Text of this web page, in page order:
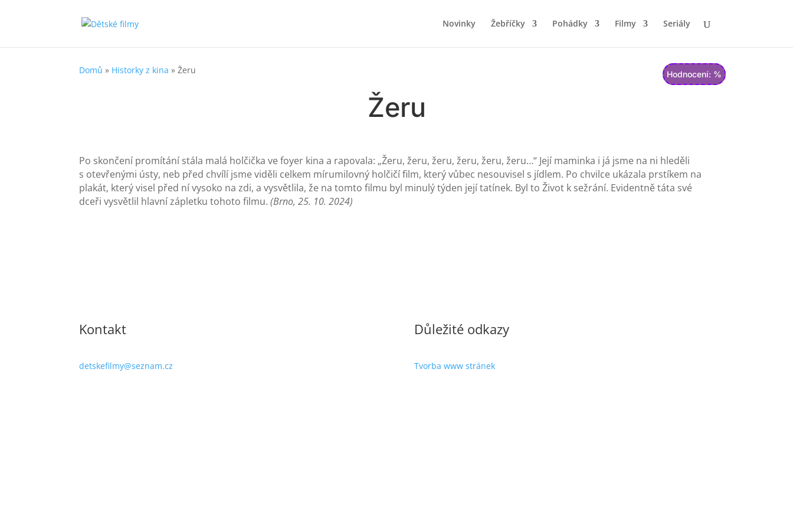
Novinky Žebříčky Pohádky Filmy Seriály
Hodnocení: %
Domů » Historky z kina »Žeru
Žeru
Po skončení promítání stála malá holčička ve foyer kina a rapovala: „Žeru, žeru, žeru, žeru, žeru, žeru…“ Její maminka i já jsme na ni hleděli
s otevřenými ústy, neb před chvílí jsme viděli celkem mírumilovný holčičí film, který vůbec nesouvisel s jídlem. Po chvilce ukázala prstíkem na
plakát, který visel před ní vysoko na zdi, a vysvětlila, že na tomto filmu byl minulý týden její tatínek. Byl to Život k sežrání. Evidentně táta své
dceři vysvětlil hlavní zápletku tohoto filmu.(Brno, 25. 10. 2024)
Kontakt
detskefilmy@seznam.cz
Důležité odkazy
Tvorba www stránek